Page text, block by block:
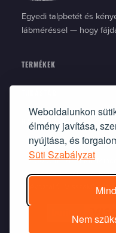
Weboldalunkon
élmény javítása,
nyújtása, és
Süti Szabályzat
Nem
Egyedi talpbetét és
lábméréssel — hogy
TERMÉKEK
KAPCSOLAT
©2010 Ortflexbett Kft.
Szerződési Feltételek|
Visszaküldés